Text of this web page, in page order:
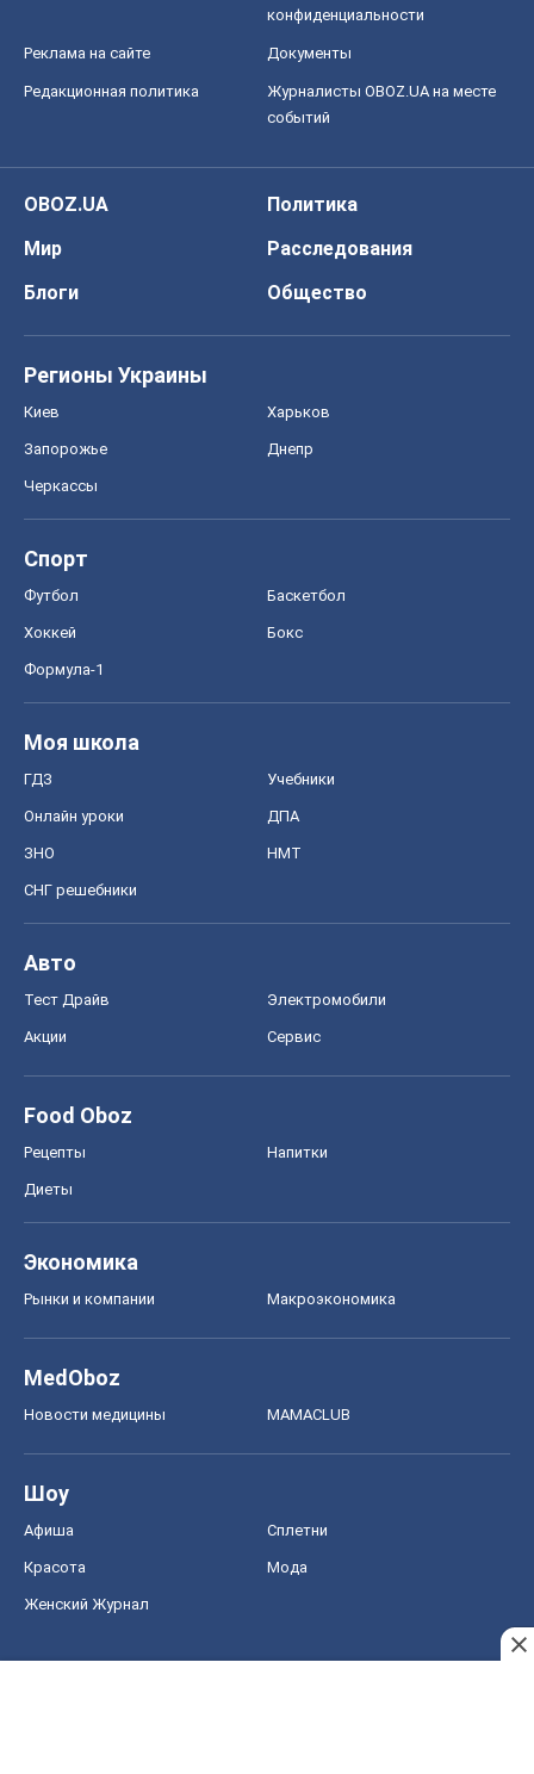
конфиденциальности
Реклама на сайте Документы
Редакционная политика
Журналисты OBOZ.UA на месте
событий
OBOZ.UA
Политика
Мир
Расследования
Блоги
Общество
Регионы Украины
Киев Харьков
Запорожье Днепр
Черкассы
Спорт
Футбол Баскетбол
Хоккей Бокс
Формула-1
Моя школа
ГДЗ Учебники
Онлайн уроки ДПА
ЗНО НМТ
СНГ решебники
Авто
Тест Драйв Электромобили
Акции Сервис
Food Oboz
Рецепты Напитки
Диеты
Экономика
Рынки и компании Mакроэкономика
MedOboz
Новости медицины MAMACLUB
Шоу
Афиша Сплетни
Красота Мода
Женский Журнал